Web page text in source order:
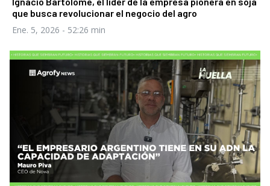
que busca revolucionar el negocio del agro
Ene. 5, 2026 - 52:26 min